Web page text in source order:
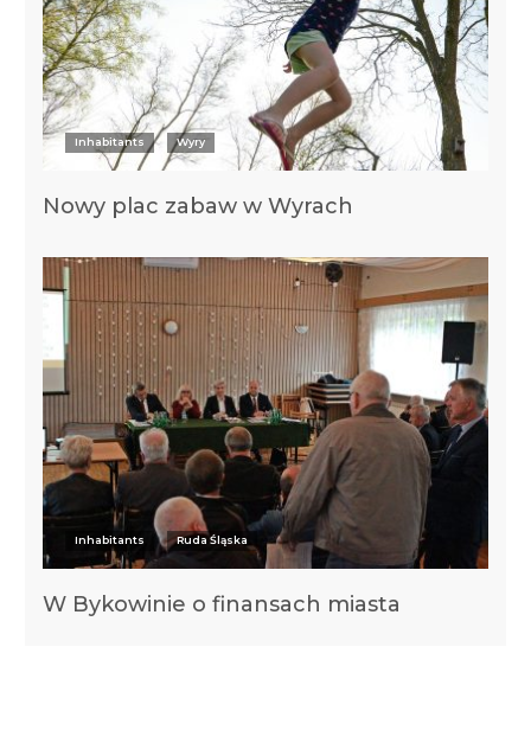
Inhabitants Wyry
Nowy plac zabaw w Wyrach
Inhabitants Ruda Śląska
W Bykowinie o finansach miasta